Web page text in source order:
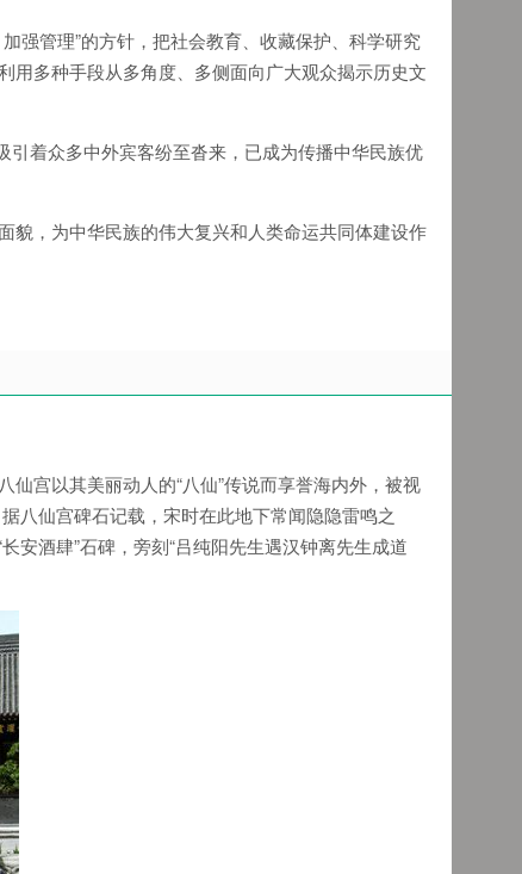
强管理”的方针，把社会教育、收藏保护、科学研究
用多种手段从多角度、多侧面向广大观众揭示历史文
着众多中外宾客纷至沓来，已成为传播中华民族优
貌，为中华民族的伟大复兴和人类命运共同体建设作
宫以其美丽动人的“八仙”传说而享誉海内外，被视
八仙宫碑石记载，宋时在此地下常闻隐隐雷鸣之
安酒肆”石碑，旁刻“吕纯阳先生遇汉钟离先生成道